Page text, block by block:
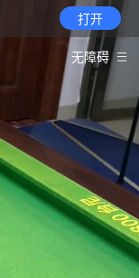
打开
无障碍